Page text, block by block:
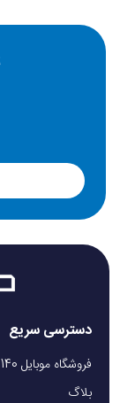
دسترسی سریع
فروشگاه موبایل 140
بلاگ